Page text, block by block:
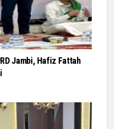
Jambi, Hafiz Fattah